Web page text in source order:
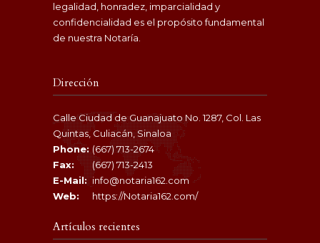
legalidad, honradez, imparcialidad y
confidencialidad es el propósito fundamental
de nuestra Notaría.
Dirección
Calle Ciudad de Guanajuato No. 1287, Col. Las
Quintas, Culiacán, Sinaloa
Phone: (667) 713-2674
Fax:
(667) 713-2413
E-Mail: info@notaria162.com
Web:
https://Notaria162.com/
Artículos recientes